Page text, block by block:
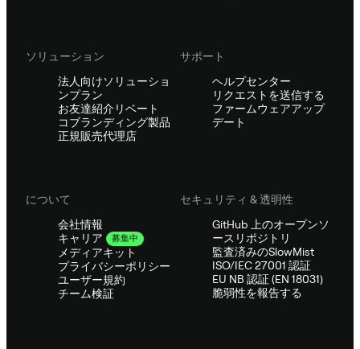
ソリューション
法人向けソリューショ
ンプラン
お友達紹介リベート
コブランディング製品
正規販売代理店
サポート
ヘルプセンター
リクエストを送信する
ファームウェアアップ
デート
について
会社情報
キャリア
募集中
メディアキット
プライバシーポリシー
ユーザー規約
チーム検証
セキュリティ & 透明性
GitHub 上のオープンソ
ースリポジトリ
監査済みのSlowMist
ISO/IEC 27001 認証
EU NB 認証 (EN 18031)
脆弱性を報告する